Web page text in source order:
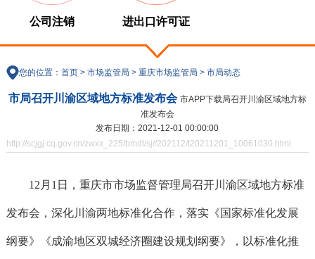
公司注销 进出口许可证
您的位置： 首页> 市场监管局 > 重庆市场监管局 > 市局动态
市局召开川渝区域地方标准发布会 市APP下载局召开川渝区域地方标
准发布会
发布日期：2021-12-01 00:00:00
http://scjgj.cq.gov.cn/zwxx_225/bmdt/sj//202112/t20211201_10061030.html
12月1日，重庆市市场监督管理局召开川渝区域地方标准
发布会，深化川渝两地标准化合作，落实《国家标准化发展
纲要》《成渝地区双城经济圈建设规划纲要》，以标准化推